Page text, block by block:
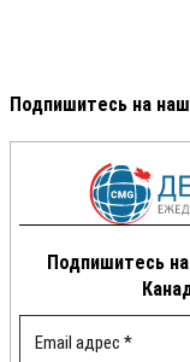
Подпишитесь на
Подпишитесь